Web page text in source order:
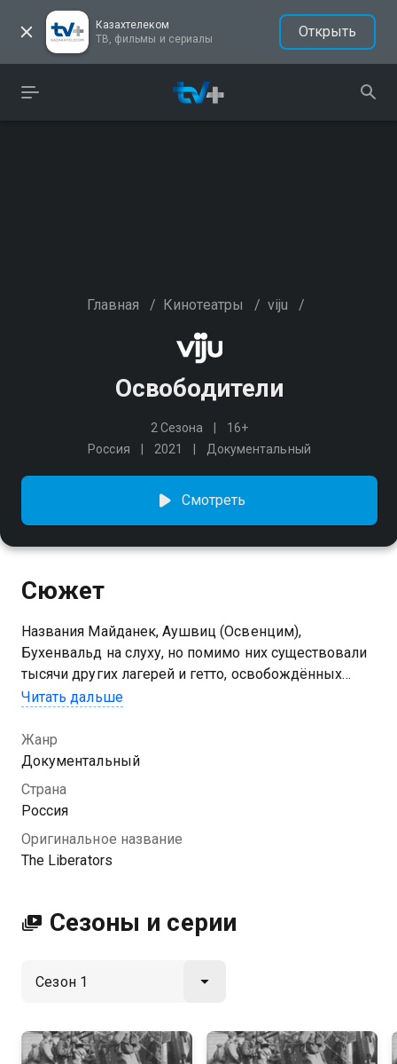
Казахтелеком
ТВ, фильмы и сериалы
Открыть
Главная / Кинотеатры / viju /
Освободители
2 Сезона
16+
Россия
2021 Документальный
Смотреть
Сюжет
Названия Майданек, Аушвиц (Освенцим),
Бухенвальд на слуху, но помимо них существовали
тысячи других лагерей и гетто, освобождённых
советскими солдатами. В документальном цикле
преступлениях нацизма и об отважных людях,
которые противостояли бездушной машине смерти.
Читать дальше
Жанр
Документальный
Страна
Россия
Оригинальное название
The Liberators
Сезоны и серии